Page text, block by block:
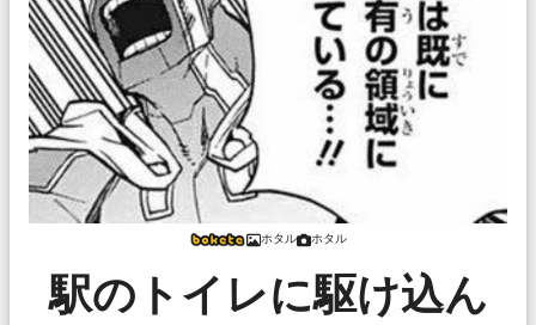
ホタル ホタル
駅のトイレに駆け込ん